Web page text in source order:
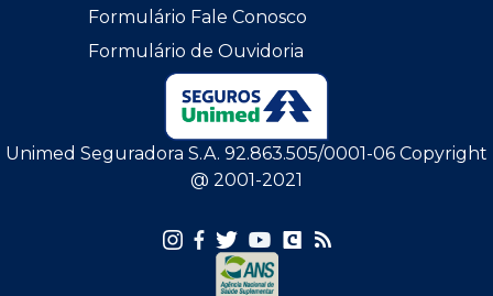
Formulário Fale Conosco
Formulário de Ouvidoria
Unimed Seguradora S.A. 92.863.505/0001-06 Copyright
@ 2001-2021